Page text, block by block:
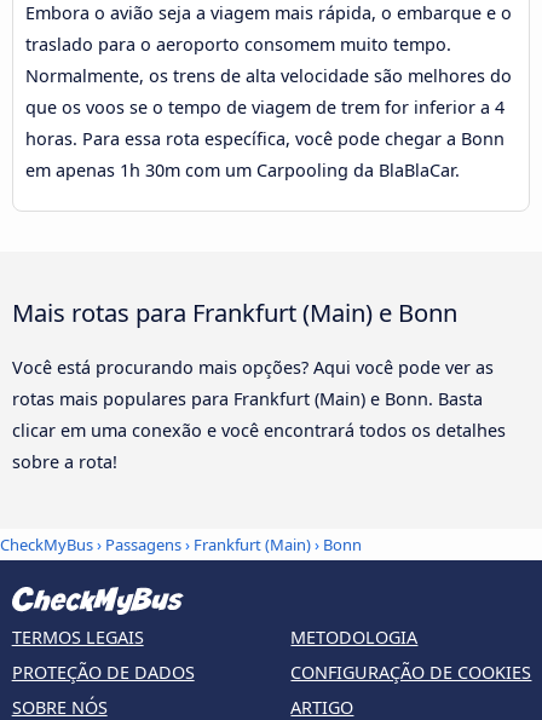
Embora o avião seja a viagem mais rápida, o embarque e o
traslado para o aeroporto consomem muito tempo.
Normalmente, os trens de alta velocidade são melhores do
que os voos se o tempo de viagem de trem for inferior a 4
horas. Para essa rota específica, você pode chegar a Bonn
em apenas 1h 30m com um Carpooling da BlaBlaCar.
Mais rotas para Frankfurt (Main) e Bonn
Você está procurando mais opções? Aqui você pode ver as
rotas mais populares para Frankfurt (Main) e Bonn. Basta
clicar em uma conexão e você encontrará todos os detalhes
sobre a rota!
CheckMyBus› Passagens› Frankfurt (Main)› Bonn
TERMOS LEGAIS
PROTEÇÃO DE DADOS
SOBRE NÓS
METODOLOGIA
CONFIGURAÇÃO DE COOKIES
ARTIGO